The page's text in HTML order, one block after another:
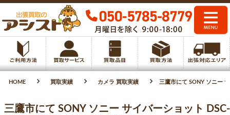
HOME 買取実績 カメラ 買取実績 三鷹市にて SONY ソニー
三鷹市にて SONY ソニー サイバーショット DSC-